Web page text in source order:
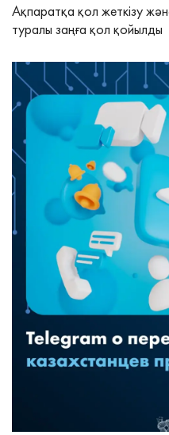
Ақпаратқа қол жеткізу
туралы заңға қол қойылды